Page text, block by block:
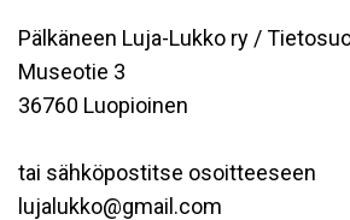
Pälkäneen Luja-Lukko ry /
Museotie 3
36760 Luopioinen
tai sähköpostitse osoitteeseen
lujalukko@gmail.com